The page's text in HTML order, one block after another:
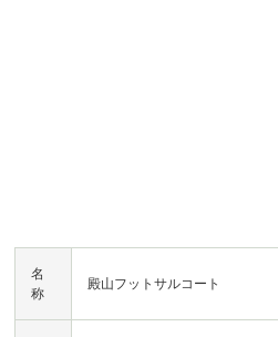
名
称
殿山フットサルコート